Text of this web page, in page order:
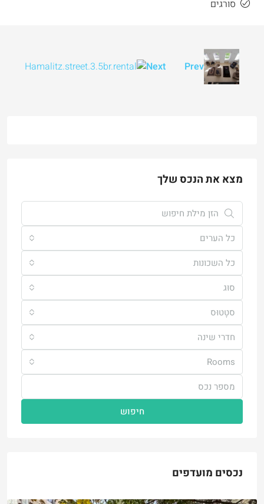
סורגים
Prev
Next
מצא את הנכס שלך
כל הערים
כל השכונות
סוּג
סטָטוּס
חדרי שינה
Rooms
חיפוש
נכסים מועדפים